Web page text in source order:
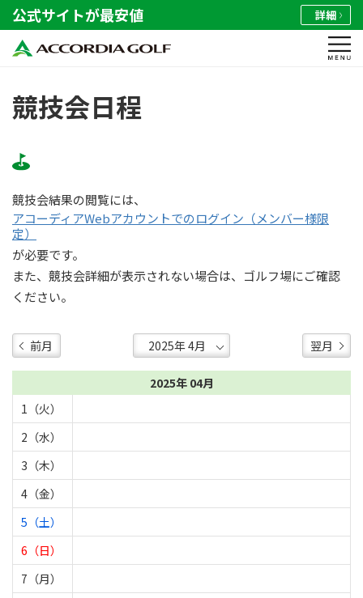
公式サイトが最安値 詳細
競技会日程
競技会結果の閲覧には、
アコーディアWebアカウントでのログイン（メンバー様限
定）
が必要です。
また、競技会詳細が表示されない場合は、ゴルフ場にご確認
ください。
前月 翌月
2025年 04月
1（火）
2（水）
3（木）
4（金）
5（土）
6（日）
7（月）